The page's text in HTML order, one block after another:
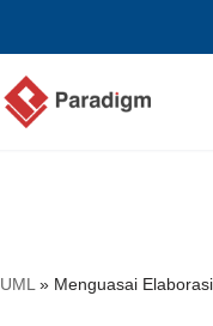
UML » Menguasai